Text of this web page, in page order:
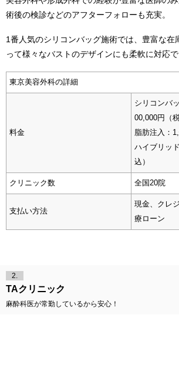
術後の検診などのアフターフォローも充実。
1番人気のシリコンバッグ施術では、豊富な在
って様々なバストのデザインにも柔軟に対応で
東京美容外科の詳細
料金
シリコンバ
00,000円（税
脂肪注入：
ハイブリッ
込）
クリニック数 全国20院
支払い方法
現金、クレ
療ローン
2.
TAクリニック
麻酔科医が常勤しているから安心！